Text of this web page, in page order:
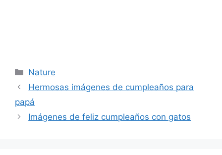
Categories
Nature
Hermosas imágenes de cumpleaños para
papá
Imágenes de feliz cumpleaños con gatos